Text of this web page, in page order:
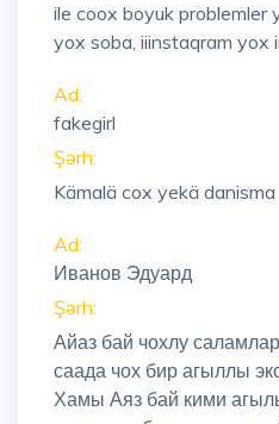
ile coox boyuk problemler
yox soba, iiinstaqram yox
Ad:
fakegirl
Şərh:
Kämalä cox yekä danisma
Ad:
Иванов Эдуард
Şərh:
Айаз бай чохлу
саада чох бир агыллы
Хамы Аяз бай кими